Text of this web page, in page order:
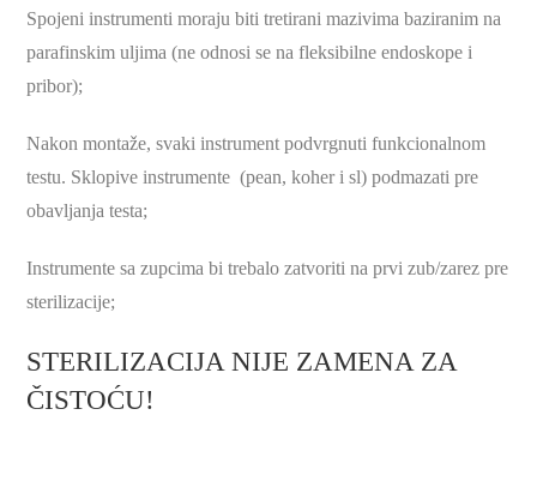
Spojeni instrumenti moraju biti tretirani mazivima baziranim na
parafinskim uljima (ne odnosi se na fleksibilne endoskope i
pribor);
Nakon montaže, svaki instrument podvrgnuti funkcionalnom
testu. Sklopive instrumente (pean, koher i sl) podmazati pre
obavljanja testa;
Instrumente sa zupcima bi trebalo zatvoriti na prvi zub/zarez pre
sterilizacije;
STERILIZACIJA NIJE ZAMENA ZA
ČISTOĆU!